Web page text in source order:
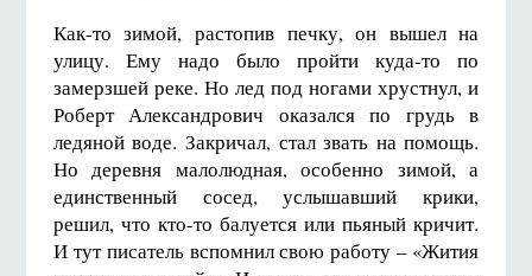
Как-то зимой, растопив печку, он вышел на
улицу. Ему надо было пройти куда-то по
замерзшей реке. Но лед под ногами хрустнул, и
Роберт Александрович оказался по грудь в
ледяной воде. Закричал, стал звать на помощь.
Но деревня малолюдная, особенно зимой, а
единственный сосед, услышавший крики,
решил, что кто-то балуется или пьяный кричит.
И тут писатель вспомнил свою работу – «Жития